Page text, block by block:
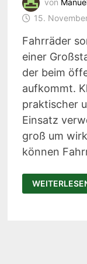
15.
Fahrräder
einer
der beim
aufkommt.
praktischer
Einsatz
groß um
können
IMPOSSIBLE
–
KLEINSTES